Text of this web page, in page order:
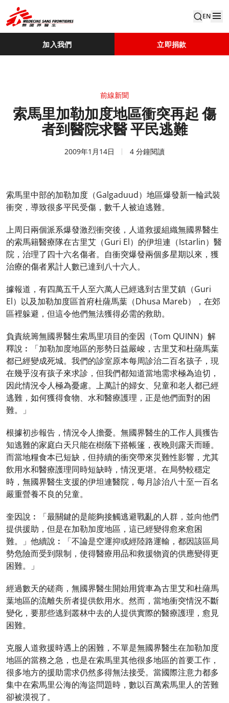
EN
加入我們 立即捐款
前線新聞
索馬里加勒加度地區衝突再起 傷
者到醫院求醫 平民逃難
2009年1月14日 4 分鐘閱讀
索馬里中部的加勒加度（Galgaduud）地區爆發新一輪武裝
衝突，導致很多平民受傷，數千人被迫逃難。
上周日兩個派系爆發激烈衝突後，人道救援組織無國界醫生
的索馬籍醫療隊在古里艾（Guri El）的伊坦連（Istarlin）醫
院，治理了四十六名傷者。自衝突爆發兩個多星期以來，獲
治療的傷者累計人數已達到八十六人。
據報道，有四萬五千人至六萬人已經逃到古里艾鎮（Guri
El）以及加勒加度區首府杜薩馬葉（Dhusa Mareb），在郊
區裡躲避，但這令他們無法獲得必需的救助。
負責統籌無國界醫生索馬里項目的奎因（Tom QUINN）解
釋說︰「加勒加度地區的形勢日益嚴峻，古里艾和杜薩馬葉
都已經變成死城。我們的診室原本每周診治二百名孩子，現
在幾乎沒有孩子來求診，但我們都知道當地需求極為迫切，
因此情況令人極為憂慮。上萬計的婦女、兒童和老人都已經
逃難，如何獲得食物、水和醫療護理，正是他們面對的困
難。」
根據初步報告，情況令人擔憂。無國界醫生的工作人員獲告
知逃難的家庭白天只能在樹蔭下搭帳篷，夜晚則露天而睡。
而當地糧食本已短缺，但持續的衝突帶來災難性影響，尤其
飲用水和醫療護理同時短缺時，情況更堪。在局勢較穩定
時，無國界醫生支援的伊坦連醫院，每月診治八十至一百名
嚴重營養不良的兒童。
奎因說︰「最關鍵的是能夠接觸逃避戰亂的人群，並向他們
提供援助，但是在加勒加度地區，這已經變得愈來愈困
難。」他續說︰「不論是空運抑或經陸路運輸，都因該區局
勢危險而受到限制，使得醫療用品和救援物資的供應變得更
困難。」
經過數天的磋商，無國界醫生開始用貨車為古里艾和杜薩馬
葉地區的流離失所者提供飲用水。然而，當地衝突情況不斷
變化，要那些逃到叢林中去的人提供實際的醫療護理，愈見
困難。
克服人道救援時遇上的困難，不單是無國界醫生在加勒加度
地區的當務之急，也是在索馬里其他很多地區的首要工作，
很多地方的援助需求仍然多得無法接受。當國際注意力都多
集中在索馬里公海的海盜問題時，數以百萬索馬里人的苦難
卻被漠視了。